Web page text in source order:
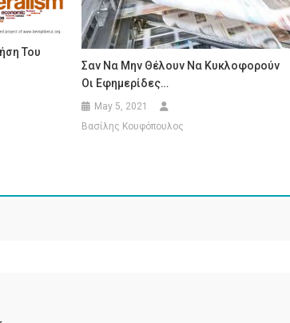
Του
Σαν Να Μην Θέλουν Να Κυκλοφορούν
Οι Εφημερίδες…
May 5, 2021
Βασίλης Κουφόπουλος